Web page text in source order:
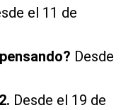
el 11 de
Desde
Desde el 19 de